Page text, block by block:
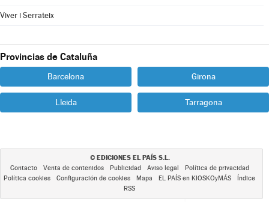
Viver i Serrateix
Provincias de Cataluña
Barcelona Girona
Lleida Tarragona
© EDICIONES EL PAÍS S.L.
Contacto Venta de contenidos Publicidad Aviso legal
Política de privacidad
Política cookies
Configuración de cookies Mapa EL PAÍS en KIOSKOyMÁS
Índice
RSS